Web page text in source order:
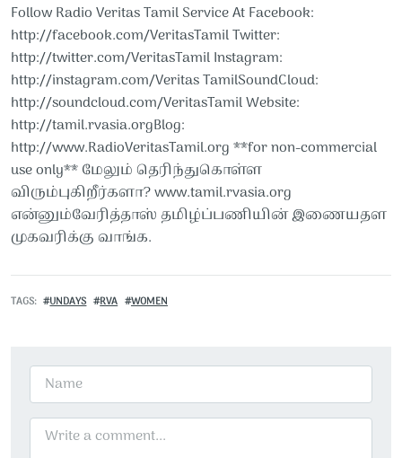
Follow Radio Veritas Tamil Service At Facebook:
http://facebook.com/VeritasTamil​​​​​ Twitter:
http://twitter.com/VeritasTamil​​​​​ Instagram:
http://instagram.com/Veritas Tamil​​​​​SoundCloud:
http://soundcloud.com/VeritasTamil​​​​​ Website:
http://tamil.rvasia.orgBlog:
http://www.RadioVeritasTamil.org ​​​​​**for non-commercial
use only** மேலும் தெரிந்துகொள்ள
விரும்புகிறீர்களா? www.tamil.rvasia.org
என்னும்வேரித்தாஸ் தமிழ்ப்பணியின் இணையதள
முகவரிக்கு வாங்க.
TAGS UNDAYS RVA WOMEN